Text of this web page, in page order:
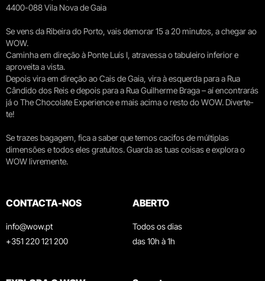
4400-088 Vila Nova de Gaia
Se vens da Ribeira do Porto, vais demorar 15 a 20 minutos, a chegar ao
WOW.
Caminha em direção à Ponte Luís I, atravessa o tabuleiro inferior e
aproveita a vista.
Depois vira em direção ao Cais de Gaia, vira à esquerda para a Rua
Cândido dos Reis e depois para a Rua Guilherme Braga – aí encontrarás
já o The Chocolate Experience e mais acima o resto do WOW. Diverte-
te!
Se trazes bagagem, fica a saber que temos cacifos de múltiplas
dimensões e todos eles gratuitos. Guarda as tuas coisas e explora o
WOW livremente.
CONTACTA-NOS
info@wow.pt
+351 220 121 200
ABERTO
Todos os dias
das 10h à 1h